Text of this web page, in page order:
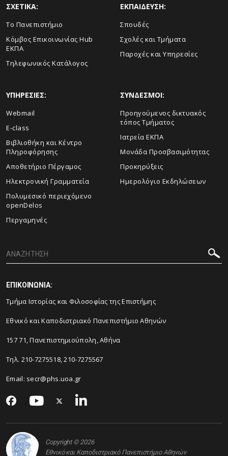
ΣΧΕΤΙΚΑ:
Το Πανεπιστήμιο
Κόμβος Επικοινωνίας Hub
ΕΚΠΑ
Τηλεφωνικός Κατάλογος
ΕΚΠΑΙΔΕΥΣΗ:
Σπουδές
Σχολές και Τμήματα
Παροχές και Υπηρεσίες
ΥΠΗΡΕΣΙΕΣ:
Webmail
E-class
Βιβλιοθήκη και Κέντρο
Πληροφόρησης
Αποθετήριο Πέργαμος
Ηλεκτρονική Γραμματεία
Πολυμεσικό περιεχόμενο
openDelos
Περγαμηνές
ΣΥΝΔΕΣΜΟΙ:
Προηγούμενος δικτυακός
τόπος Τμήματος
Ιατρεία ΕΚΠΑ
Μονάδα Προσβασιμότητας
Προκηρύξεις
Ημερολόγιο Εκδηλώσεων
ΕΠΙΚΟΙΝΩΝΙΑ:
Τμήμα Ιστορίας και Φιλοσοφίας της Επιστήμης
Εθνικό και Καποδιστριακό Πανεπιστήμιο Αθηνών
157 71, Πανεπιστημιούπολη, Αθήνα
Τηλ. 210-7275518, 210-7275567
Email: secr@phs.uoa.gr
Copyright © 2026
Εθνικό και Καποδιστριακό Πανεπιστήμιο Αθηνών